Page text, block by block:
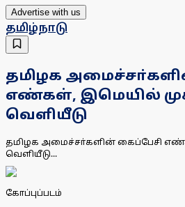
Advertise with us
தமிழ்நாடு
தமிழக
எண்கள், இமெயில்
வெளியீடு
தமிழக அமைச்சா்களின் கைப்பேசி
வெளியீடு...
கோப்புப்படம்